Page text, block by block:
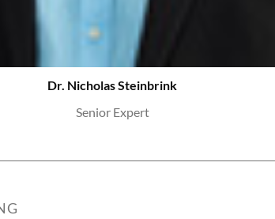
Dr. Nicholas Steinbrink
Senior Expert